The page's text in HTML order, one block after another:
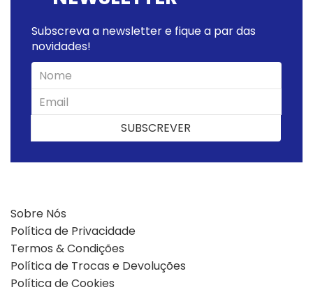
Subscreva a newsletter e fique a par das
novidades!
SUBSCREVERSUBSCREVER
Sobre Nós
Política de Privacidade
Termos & Condições
Política de Trocas e Devoluções
Política de Cookies